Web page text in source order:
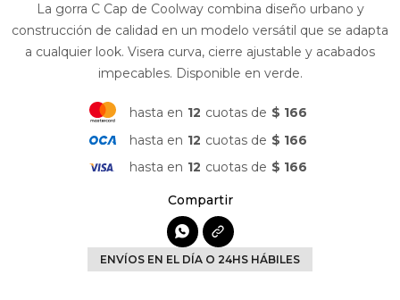
La gorra C Cap de Coolway combina diseño urbano y
construcción de calidad en un modelo versátil que se adapta
a cualquier look. Visera curva, cierre ajustable y acabados
impecables. Disponible en verde.
hasta en 12 cuotas de $ 166
hasta en 12 cuotas de $ 166
hasta en 12 cuotas de $ 166

ENVÍOS EN EL DÍA O 24HS HÁBILES